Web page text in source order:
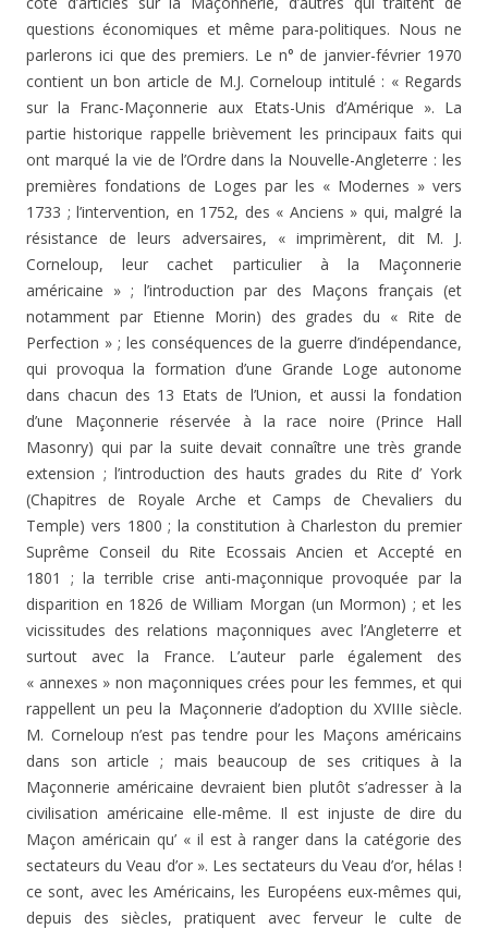
questions économiques et même para-politiques. Nous ne
parlerons ici que des premiers. Le n° de janvier-février 1970
contient un bon article de M.J. Corneloup intitulé : « Regards
sur la Franc-Maçonnerie aux Etats-Unis d’Amé­rique ». La
partie historique rappelle brièvement les principaux faits qui
ont marqué la vie de l’Ordre dans la Nouvelle-Angleterre : les
premières fondations de Loges par les « Modernes » vers
1733 ; l’intervention, en 1752, des « Anciens » qui, malgré la
résistance de leurs adversaires, « imprimèrent, dit M. J.
Corneloup, leur cachet particulier à la Maçonnerie
américaine » ; l’introduction par des Maçons français (et
notamment par Etienne Morin) des grades du « Rite de
Perfection » ; les conséquences de la guerre d’indépendance,
qui provoqua la formation d’une Grande Loge autonome
dans chacun des 13 Etats de l’Union, et aussi la fondation
d’une Maçonnerie réservée à la race noire (Prince Hall
Masonry) qui par la suite devait connaître une très grande
extension ; l’introduction des hauts grades du Rite d’ York
(Chapitres de Royale Ar­che et Camps de Chevaliers du
Temple) vers 1800 ; la cons­titution à Charleston du premier
Suprême Conseil du Rite Ecossais Ancien et Accepté en
1801 ; la terrible crise anti-maçonnique provoquée par la
disparition en 1826 de William Morgan (un Mormon) ; et les
vicissitudes des re­lations maçonniques avec l’Angleterre et
surtout avec la France. L’auteur parle également des
« annexes » non ma­çonniques crées pour les femmes, et qui
rappellent un peu la Maçonnerie d’adoption du XVIIIe siècle.
M. Corneloup n’est pas tendre pour les Maçons américains
dans son article ; mais beaucoup de ses critiques à la
Maçonnerie américaine devraient bien plutôt s’adresser à la
civilisation américaine elle-même. Il est injuste de dire du
Maçon américain qu’ « il est à ranger dans la catégorie des
sectateurs du Veau d’or ». Les sectateurs du Veau d’or, hélas !
ce sont, avec les Américains, les Européens eux-mêmes qui,
depuis des siècles, pratiquent avec ferveur le culte de